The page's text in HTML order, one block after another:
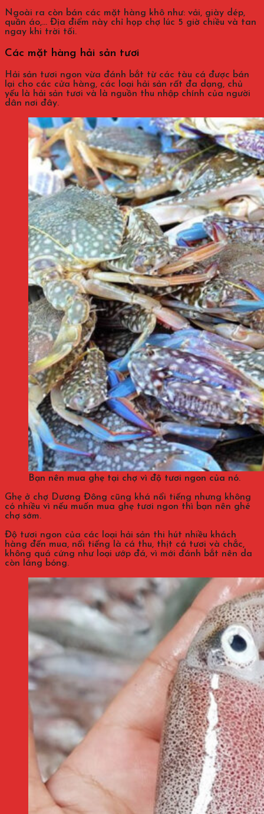
Ngoài ra còn bán các mặt hàng khô như: vải, giày dép,
quần áo,… Địa điểm này chỉ họp chợ lúc 5 giờ chiều và tan
ngay khi trời tối.
Các mặt hàng hải sản tươi
Hải sản tươi ngon vừa đánh bắt từ các tàu cá được bán
lại cho các cửa hàng, các loại hải sản rất đa dạng, chủ
yếu là hải sản tươi và là nguồn thu nhập chính của người
dân nơi đây.
Bạn nên mua ghẹ tại chợ vì độ tươi ngon của nó.
Ghẹ ở chợ Dương Đông cũng khá nổi tiếng nhưng không
có nhiều vì nếu muốn mua ghẹ tươi ngon thì bạn nên ghé
chợ sớm.
Độ tươi ngon của các loại hải sản thi hút nhiều khách
hàng đến mua, nổi tiếng là cá thu, thịt cá tươi và chắc,
không quá cứng như loại ướp đá, vì mới đánh bắt nên da
còn láng bóng.